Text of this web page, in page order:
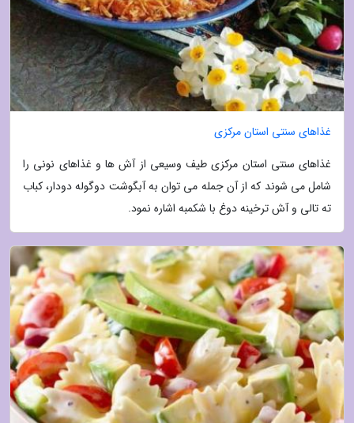
غذاهای سنتی استان مرکزی
غذاهای سنتی استان مرکزی طیف وسیعی از آش ها و غذاهای نونی را
شامل می شوند که از آن جمله می توان به آبگوشت دوگوله دودار، کباب
ته تالی و آش ترخینه دوغ با شکمبه اشاره نمود.